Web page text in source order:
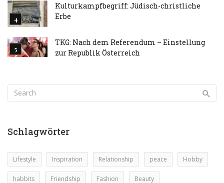
Kulturkampfbegriff: Jüdisch-christliche
Erbe
TKG: Nach dem Referendum – Einstellung
zur Republik Österreich
Schlagwörter
Lifestyle Inspiration Relationship peace Hobby
habbits Friendship Fashion Beauty